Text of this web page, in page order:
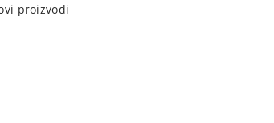
proizvodi